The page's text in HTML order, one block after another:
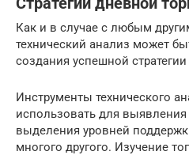
Стратегии дневной
Как и в случае с любым
технический анализ может
создания успешной
Инструменты технического
использовать для
выделения уровней
многого другого. Изучение